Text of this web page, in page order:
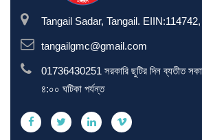
Tangail Sadar, Tangail. EIIN:114742,
tangailgmc@gmail.com
01736430251 সরকারি ছুটির দিন ব্যতীত
৪:০০ ঘটিকা পর্যন্ত